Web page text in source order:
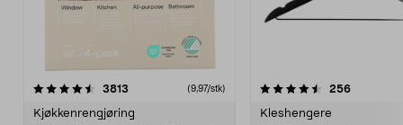
3813 anmeldelser(9,97/stk)
Kjøkkenrengjøring
4.5av 5 stjerner 256
Kleshengere
4.5av 5 stjerner